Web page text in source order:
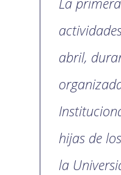
abril,
hijas de
la